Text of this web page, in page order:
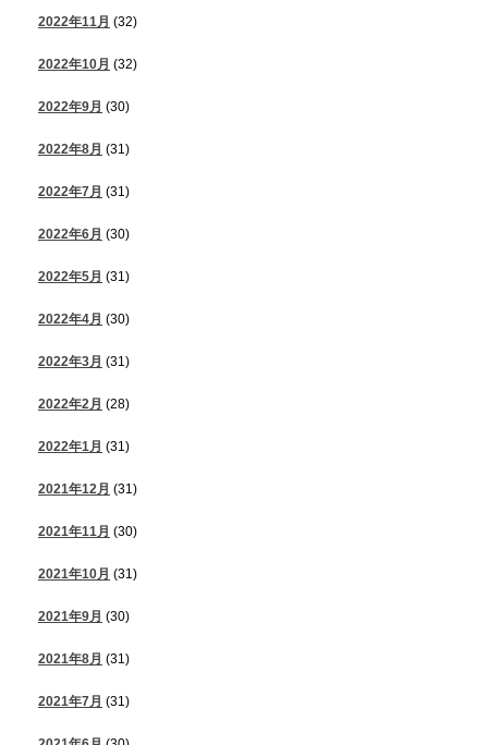
2022年11月 (32)
2022年10月 (32)
2022年9月 (30)
2022年8月 (31)
2022年7月 (31)
2022年6月 (30)
2022年5月 (31)
2022年4月 (30)
2022年3月 (31)
2022年2月 (28)
2022年1月 (31)
2021年12月 (31)
2021年11月 (30)
2021年10月 (31)
2021年9月 (30)
2021年8月 (31)
2021年7月 (31)